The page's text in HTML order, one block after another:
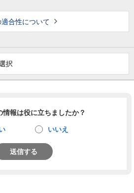
合性について
択
情報は役に立ちましたか？
いいえ
送信する